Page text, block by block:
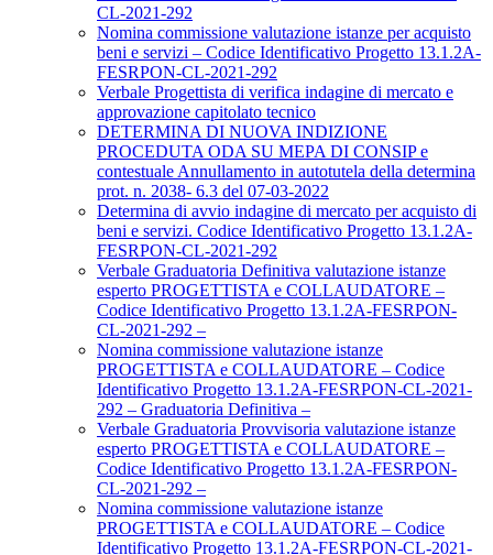
CL-2021-292
Nomina commissione valutazione istanze per acquisto
beni e servizi – Codice Identificativo Progetto 13.1.2A-
FESRPON-CL-2021-292
Verbale Progettista di verifica indagine di mercato e
approvazione capitolato tecnico
DETERMINA DI NUOVA INDIZIONE
PROCEDUTA ODA SU MEPA DI CONSIP e
contestuale Annullamento in autotutela della determina
prot. n. 2038- 6.3 del 07-03-2022
Determina di avvio indagine di mercato per acquisto di
beni e servizi. Codice Identificativo Progetto 13.1.2A-
FESRPON-CL-2021-292
Verbale Graduatoria Definitiva valutazione istanze
esperto PROGETTISTA e COLLAUDATORE –
Codice Identificativo Progetto 13.1.2A-FESRPON-
CL-2021-292 –
Nomina commissione valutazione istanze
PROGETTISTA e COLLAUDATORE – Codice
Identificativo Progetto 13.1.2A-FESRPON-CL-2021-
292 – Graduatoria Definitiva –
Verbale Graduatoria Provvisoria valutazione istanze
esperto PROGETTISTA e COLLAUDATORE –
Codice Identificativo Progetto 13.1.2A-FESRPON-
CL-2021-292 –
Nomina commissione valutazione istanze
PROGETTISTA e COLLAUDATORE – Codice
Identificativo Progetto 13.1.2A-FESRPON-CL-2021-